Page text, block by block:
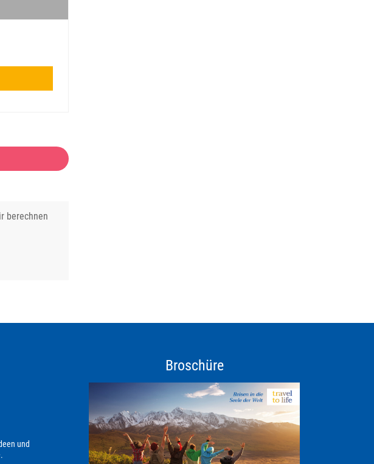
berechnen
und
Broschüre